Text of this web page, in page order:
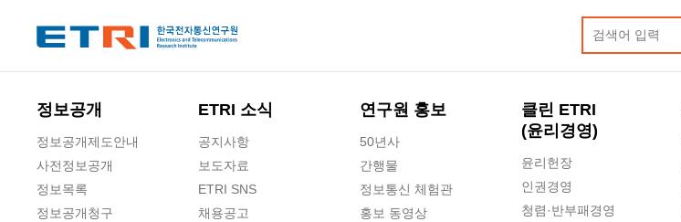
정보공개
정보공개제도안내
사전정보공개
정보목록
정보공개청구
ETRI 소식
공지사항
보도자료
ETRI SNS
채용공고
연구원 홍보
50년사
간행물
정보통신 체험관
홍보 동영상
클린 ETRI
(윤리경영)
윤리헌장
인권경영
청렴·반부패경영